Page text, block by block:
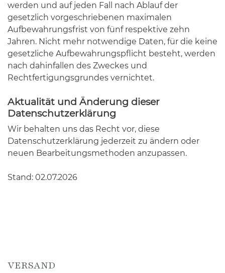
werden und auf jeden Fall nach Ablauf der
gesetzlich vorgeschriebenen maximalen
Aufbewahrungsfrist von fünf respektive zehn
Jahren. Nicht mehr notwendige Daten, für die keine
gesetzliche Aufbewahrungspflicht besteht, werden
nach dahinfallen des Zweckes und
Rechtfertigungsgrundes vernichtet.
Aktualität und Änderung dieser
Datenschutzerklärung
Wir behalten uns das Recht vor, diese
Datenschutzerklärung jederzeit zu ändern oder
neuen Bearbeitungsmethoden anzupassen.
Stand: 02.07.2026
VERSAND